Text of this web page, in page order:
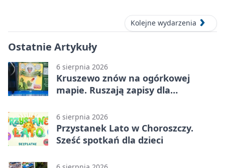
Kolejne wydarzenia
Ostatnie Artykuły
6 sierpnia 2026
Kruszewo znów na ogórkowej
mapie. Ruszają zapisy dla
6 sierpnia 2026
Przystanek Lato w Choroszczy.
Sześć spotkań dla dzieci